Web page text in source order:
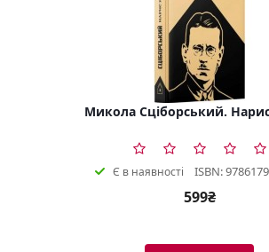
Микола Сціборський.
Є в наявності ISBN:
599₴